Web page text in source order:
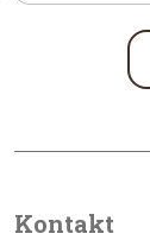
Kontakt